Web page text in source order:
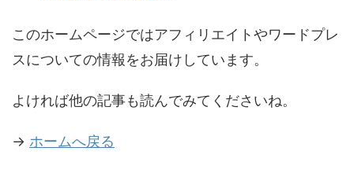
このホームページではアフィリエイトやワードプレ
スについての情報をお届けしています。
よければ他の記事も読んでみてくださいね。
→ ホームへ戻る